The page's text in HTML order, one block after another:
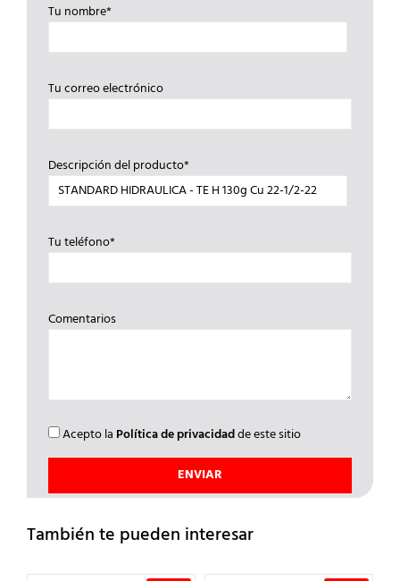
Tu nombre*
Tu correo electrónico
Descripción del producto*
Tu teléfono*
Comentarios
Acepto la Política de privacidadde este sitio
También te pueden interesar